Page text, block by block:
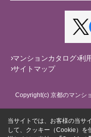
マンションカタログ 利
サイトマップ
Copyright(c) 京都のマンシ
当サイトでは、お客様の当サ
して、クッキー（Cookie）を